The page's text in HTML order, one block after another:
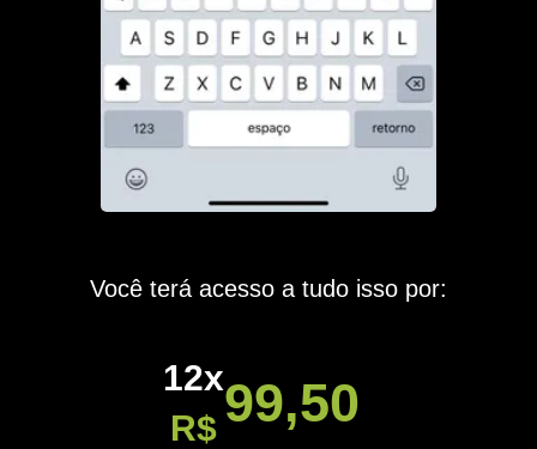
Você terá acesso a tudo isso por:
12x
R$99,50